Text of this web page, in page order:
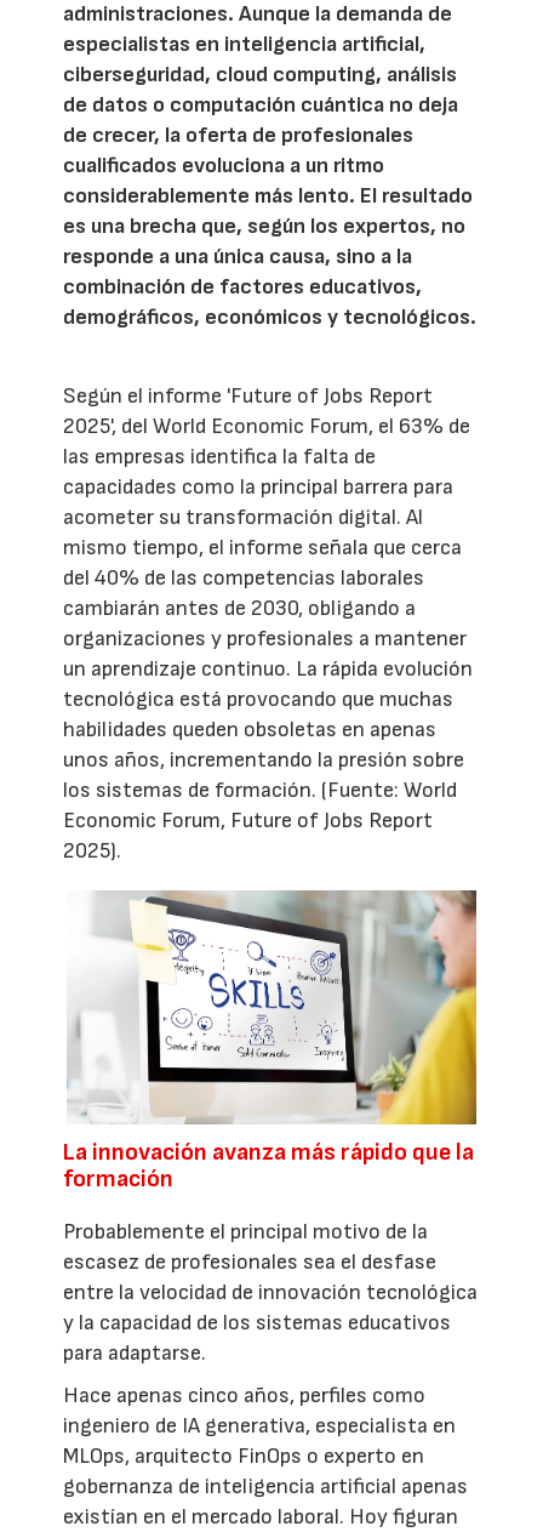
administraciones. Aunque la demanda de
especialistas en inteligencia artificial,
ciberseguridad, cloud computing, análisis
de datos o computación cuántica no deja
de crecer, la oferta de profesionales
cualificados evoluciona a un ritmo
considerablemente más lento. El resultado
es una brecha que, según los expertos, no
responde a una única causa, sino a la
combinación de factores educativos,
demográficos, económicos y tecnológicos.
Según el informe 'Future of Jobs Report
2025', del World Economic Forum, el 63% de
las empresas identifica la falta de
capacidades como la principal barrera para
acometer su transformación digital. Al
mismo tiempo, el informe señala que cerca
del 40% de las competencias laborales
cambiarán antes de 2030, obligando a
organizaciones y profesionales a mantener
un aprendizaje continuo. La rápida evolución
tecnológica está provocando que muchas
habilidades queden obsoletas en apenas
unos años, incrementando la presión sobre
los sistemas de formación. (Fuente: World
Economic Forum, Future of Jobs Report
2025).
La innovación avanza más rápido que la
formación
Probablemente el principal motivo de la
escasez de profesionales sea el desfase
entre la velocidad de innovación tecnológica
y la capacidad de los sistemas educativos
para adaptarse.
Hace apenas cinco años, perfiles como
ingeniero de IA generativa, especialista en
MLOps, arquitecto FinOps o experto en
gobernanza de inteligencia artificial apenas
existían en el mercado laboral. Hoy figuran